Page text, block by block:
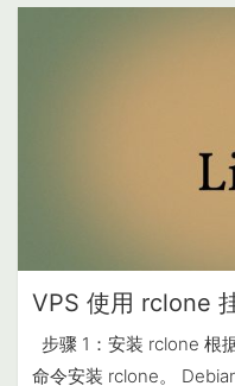
VPS 使用 rclone
步骤 1：安装 rclone 根
命令安装 rclone。